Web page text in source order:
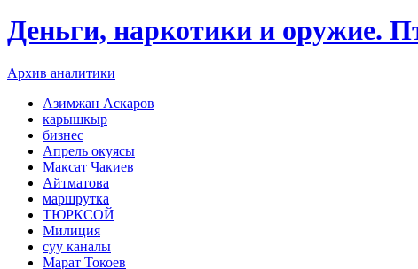
Деньги, наркотики и оружие.
Архив аналитики
Азимжан Аскаров
карышкыр
бизнес
Апрель окуясы
Максат Чакиев
Айтматова
маршрутка
ТЮРКСОЙ
Милиция
суу каналы
Марат Токоев